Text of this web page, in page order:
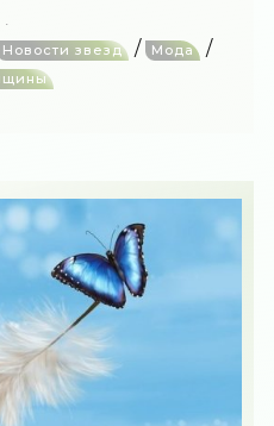
Новости звезд / Мода /